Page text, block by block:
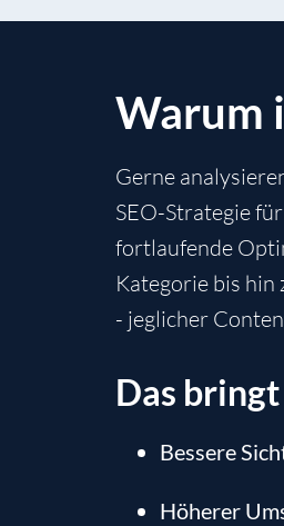
Warum
Gerne
SEO-Strategie
fortlaufende
Kategorie bis hin
- jeglicher
Das
Bessere
Höherer